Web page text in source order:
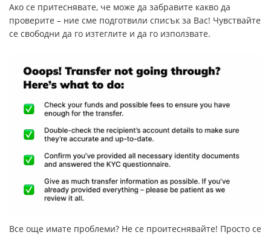
Ако се притеснявате, че може да забравите какво да
проверите – ние сме подготвили списък за Вас! Чувствайте
се свободни да го изтеглите и да го използвате.
Все още имате проблеми? Не се проитеснявайте! Просто се